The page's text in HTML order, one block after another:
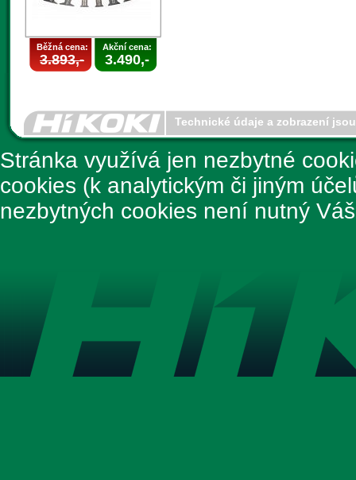
Běžná cena:
3.893,-
Akční cena:
3.490,-
Technické údaje a zobrazení
Stránka využívá jen nezbytné
cookies (k analytickým či jiným
nezbytných cookies není nutný